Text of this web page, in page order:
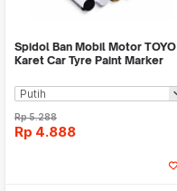
Spidol Ban Mobil Motor TOYO
Karet Car Tyre Paint Marker
Rp5.288
Rp 4.888